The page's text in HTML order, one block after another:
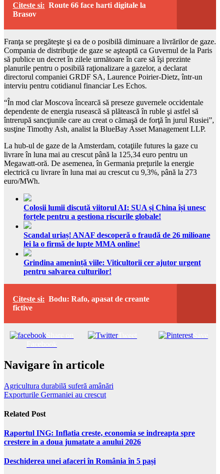
Citeste si: Route 66 face harti digitale la
Brasov
Franţa se pregăteşte şi ea de o posibilă diminuare a livrărilor de gaze.
Compania de distribuţie de gaze se aşteaptă ca Guvernul de la Paris
să publice un decret în zilele următoare în care să îşi prezinte
planurile pentru o posibilă raţionalizare a gazelor, a declarat
directorul companiei GRDF SA, Laurence Poirier-Dietz, într-un
interviu pentru cotidianul financiar Les Echos.
“În mod clar Moscova încearcă să preseze guvernele occidentale
dependente de energia rusească să plătească în ruble şi astfel să
întrerupă sancţiunile care au creat o cămaşă de forţă în jurul Rusiei”,
susţine Timothy Ash, analist la BlueBay Asset Management LLP.
La hub-ul de gaze de la Amsterdam, cotaţiile futures la gaze cu
livrare în luna mai au crescut până la 125,34 euro pentru un
Megawatt-oră. De asemenea, în Germania preţurile la energie
electrică cu livrare în luna mai au crescut cu 9,3%, până la 273
euro/MWh.
Colosii lumii discută viitorul AI: SUA și China își unesc
forțele pentru a gestiona riscurile globale!
Scandal uriaș! ANAF descoperă o fraudă de 26 milioane
lei la o firmă de lupte MMA online!
Grindina amenință viile: Viticultorii cer ajutor urgent
pentru salvarea culturilor!
Citeste si: Bodu: Rafo, apasat de creante
fictive
Tweet Save
Navigare în articole
Agricultura durabilă suferă amânări
Exporturile Germaniei au crescut
Related Post
Raportul ING: Inflatia creste, economia se indreapta spre
crestere in a doua jumatate a anului 2026
Deschiderea unei afaceri în România în 5 pași